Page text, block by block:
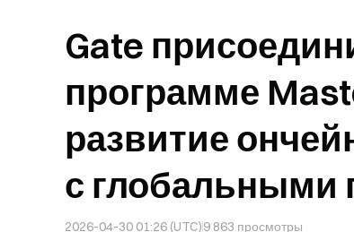
Gate
программе
развитие
с глобальными
2026-04-30 01:26 (UTC)9 863 просмотры